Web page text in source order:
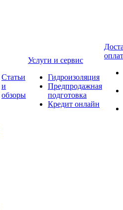
Статьи
и
обзоры
Услуги и сервис
Гидроизоляция
Предпродажная
подготовка
Кредит онлайн